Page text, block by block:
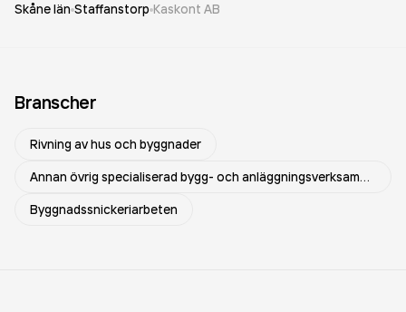
Skåne län Staffanstorp Kaskont AB
Branscher
Rivning av hus och byggnader
Annan övrig specialiserad bygg- och anläggningsverksamhet
Byggnadssnickeriarbeten